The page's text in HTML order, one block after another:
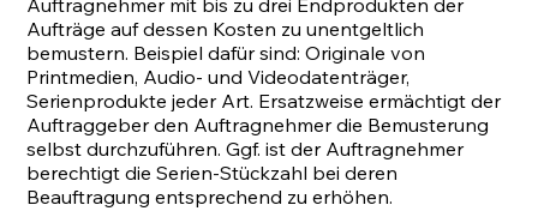
Auftragnehmer mit bis zu drei Endprodukten der
Aufträge auf dessen Kosten zu unentgeltlich
bemustern. Beispiel dafür sind: Originale von
Printmedien, Audio- und Videodatenträger,
Serienprodukte jeder Art. Ersatzweise ermächtigt der
Auftraggeber den Auftragnehmer die Bemusterung
selbst durchzuführen. Ggf. ist der Auftragnehmer
berechtigt die Serien-Stückzahl bei deren
Beauftragung entsprechend zu erhöhen.